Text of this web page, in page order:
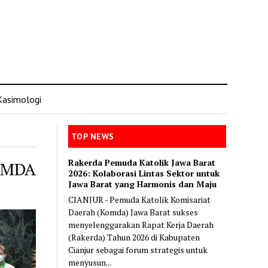
TOP NEWS
Rakerda Pemuda Katolik Jawa Barat
2026: Kolaborasi Lintas Sektor untuk
Jawa Barat yang Harmonis dan Maju
CIANJUR - Pemuda Katolik Komisariat
Daerah (Komda) Jawa Barat sukses
menyelenggarakan Rapat Kerja Daerah
(Rakerda) Tahun 2026 di Kabupaten
Cianjur sebagai forum strategis untuk
menyusun...